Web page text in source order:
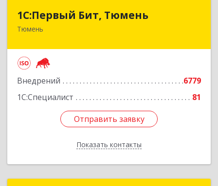
1С:Первый Бит, Тюмень
Тюмень
Внедрений
6779
1С:Специалист
81
Отправить заявку
Показать контакты
1С:Первый Бит, Тюмень
625000, Тюменская обл, Тюмень г, Республики
Отправить заявку
Назад